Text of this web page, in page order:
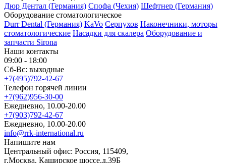
Дюр Дентал (Германия) Спофа (Чехия) Шефтнер (Германия)
Оборудование стоматологическое
Durr Dental (Германия) KaVo Серпухов Наконечники, моторы
стоматологические Насадки для скалера Оборудование и
запчасти Sirona
Наши контакты
09:00 - 18:00
Сб-Вс: выходные
+7(495)792-42-67
Телефон горячей линии
+7(962)956-30-00
Ежедневно, 10.00-20.00
+7(903)792-42-67
Ежедневно, 10.00-20.00
info@rrk-international.ru
Напишите нам
Центральный офис: Россия, 115409,
г.Москва, Каширское шоссе,д.39Б